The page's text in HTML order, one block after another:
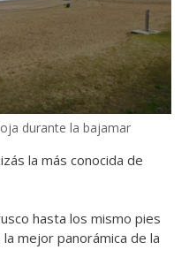
durante la bajamar
la más conocida de
hasta los mismo pies
mejor panorámica de la